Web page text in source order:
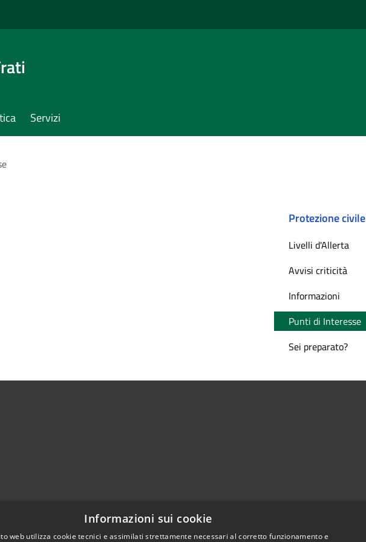
Servizi
Protezione civile
Livelli d'Allerta
Avvisi criticità
Informazioni
Punti di Interesse
Sei preparato?
0372 93121
Informazioni sui cookie
web utilizza cookie tecnici e assimilati strettamente necessari al corretto funzionamento e